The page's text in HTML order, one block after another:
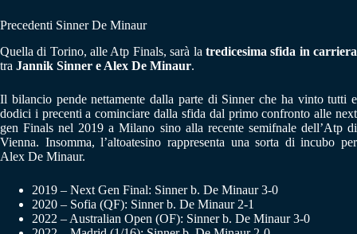
Precedenti Sinner De Minaur
Quella di Torino, alle Atp Finals, sarà la tredicesima sfida in carriera
tra Jannik Sinner e Alex De Minaur.
Il bilancio pende nettamente dalla parte di Sinner che ha vinto tutti e
dodici i precenti a cominciare dalla sfida dal primo confronto alle next
gen Finals nel 2019 a Milano sino alla recente semifnale dell’Atp di
Vienna. Insomma, l’altoatesino rappresenta una sorta di incubo per
Alex De Minaur.
2019 – Next Gen Final: Sinner b. De Minaur 3-0
2020 – Sofia (QF): Sinner b. De Minaur 2-1
2022 – Australian Open (OF): Sinner b. De Minaur 3-0